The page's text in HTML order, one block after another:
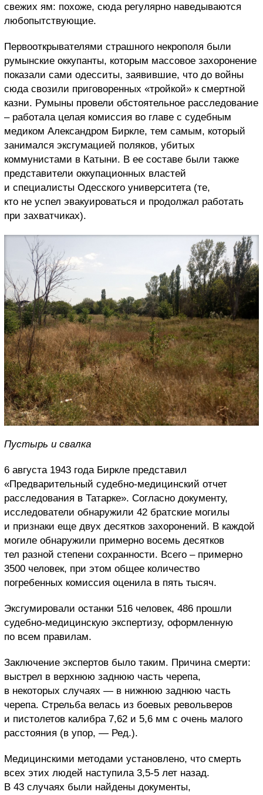
свежих ям: похоже, сюда регулярно наведываются
любопытствующие.
Первооткрывателями страшного некрополя были
румынские оккупанты, которым массовое захоронение
показали сами одесситы, заявившие, что до войны
сюда свозили приговоренных «тройкой» к смертной
казни. Румыны провели обстоятельное расследование
– работала целая комиссия во главе с судебным
медиком Александром Биркле, тем самым, который
занимался эксгумацией поляков, убитых
коммунистами в Катыни. В ее составе были также
представители оккупационных властей
и специалисты Одесского университета (те,
кто не успел эвакуироваться и продолжал работать
при захватчиках).
Пустырь и свалка
6 августа 1943 года Биркле представил
«Предварительный судебно-медицинский отчет
расследования в Татарке». Согласно документу,
исследователи обнаружили 42 братские могилы
и признаки еще двух десятков захоронений. В каждой
могиле обнаружили примерно восемь десятков
тел разной степени сохранности. Всего – примерно
3500 человек, при этом общее количество
погребенных комиссия оценила в пять тысяч.
Эксгумировали останки 516 человек, 486 прошли
судебно-медицинскую экспертизу, оформленную
по всем правилам.
Заключение экспертов было таким. Причина смерти:
выстрел в верхнюю заднюю часть черепа,
в некоторых случаях — в нижнюю заднюю часть
черепа. Стрельба велась из боевых револьверов
и пистолетов калибра 7,62 и 5,6 мм с очень малого
расстояния (в упор, — Ред.).
Медицинскими методами установлено, что смерть
всех этих людей наступила 3,5-5 лет назад.
В 43 случаях были найдены документы,